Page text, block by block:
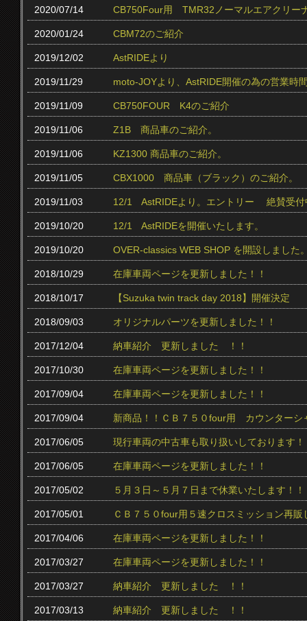
2020/07/14 CB750Four用 TMR32ノーマルエアクリー
2020/01/24 CBM72のご紹介
2019/12/02 AstRIDEより
2019/11/29 moto-JOYより、AstRIDE開催の為の営業時
2019/11/09 CB750FOUR K4のご紹介
2019/11/06 Z1B 商品車のご紹介。
2019/11/06 KZ1300 商品車のご紹介。
2019/11/05 CBX1000 商品車（ブラック）のご紹介。
2019/11/03 12/1 AstRIDEより。エントリー 絶賛受付
2019/10/20 12/1 AstRIDEを開催いたします。
2019/10/20 OVER-classics WEB SHOP を開設しました
2018/10/29 在庫車両ページを更新しました！！
2018/10/17 【Suzuka twin track day 2018】開催決定
2018/09/03 オリジナルパーツを更新しました！！
2017/12/04 納車紹介 更新しました ！！
2017/10/30 在庫車両ページを更新しました！！
2017/09/04 在庫車両ページを更新しました！！
2017/09/04 新商品！！ＣＢ７５０four用 カウンター
2017/06/05 現行車両の中古車も取り扱いしております！
2017/06/05 在庫車両ページを更新しました！！
2017/05/02 ５月３日～５月７日まで休業いたします！！
2017/05/01 ＣＢ７５０four用５速クロスミッション再販
2017/04/06 在庫車両ページを更新しました！！
2017/03/27 在庫車両ページを更新しました！！
2017/03/27 納車紹介 更新しました ！！
2017/03/13 納車紹介 更新しました ！！